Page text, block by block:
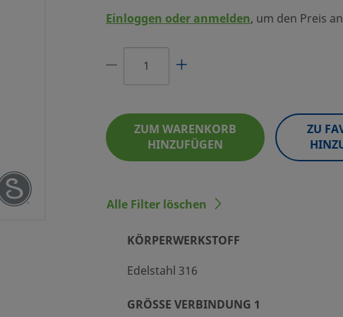
ZOLL SWAGELOK®
3/4 ZOLL, D
300 LBS.
Einloggen oder anmelden, um den Preis
ZUM WARENKORB
HINZUFÜGEN
ZU
Alle Filter löschen
Edelstahl 316
KÖRPERWERKSTOFF
GRÖSSE VERBINDUNG 1